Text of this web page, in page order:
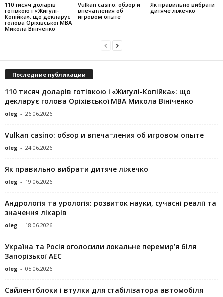
110 тисяч доларів
готівкою і «Жигулі-
Копійка»: що декларує
голова Оріхівської МВА
Микола Вініченко
Vulkan casino: обзор и
впечатления об
игровом опыте
Як правильно вибрати
дитяче ліжечко
Последние публикации
110 тисяч доларів готівкою і «Жигулі-Копійка»: що
декларує голова Оріхівської МВА Микола Вініченко
oleg - 26.06.2026
Vulkan casino: обзор и впечатления об игровом опыте
oleg - 24.06.2026
Як правильно вибрати дитяче ліжечко
oleg - 19.06.2026
Андрологія та урологія: розвиток науки, сучасні реалії та
значення лікарів
oleg - 18.06.2026
Україна та Росія оголосили локальне перемир’я біля
Запорізької АЕС
oleg - 05.06.2026
Сайлентблоки і втулки для стабілізатора автомобіля